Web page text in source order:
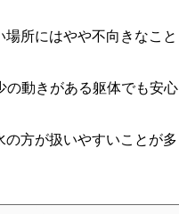
所にはやや不向きなこと
の動きがある躯体でも安心
の方が扱いやすいことが多